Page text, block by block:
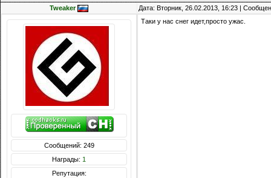
Tweaker Дата: Вторник, 26.02.2013, 16:23 |
Сообщений: 249
Награды: 1
Репутация:
Таки у нас снег идет,просто ужас.